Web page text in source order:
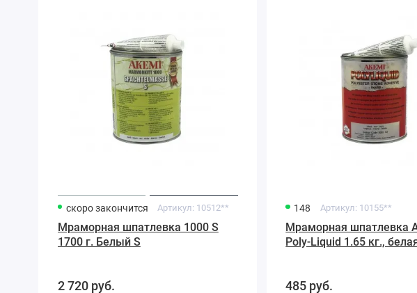
скоро закончится Артикул: 10512**
Мраморная шпатлевка 1000 S
1700 г. Белый S
2 720 руб.
148 Артикул: 10155**
Мраморная шпатлевка
Poly-Liquid 1.65 кг.,
485 руб.